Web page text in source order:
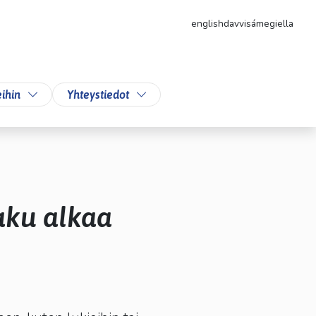
englishdavvisámegiella
Vaihda alasvetovalikkoa
Yhteystiedot Vaihda alasvetovalikkoa
alkaa